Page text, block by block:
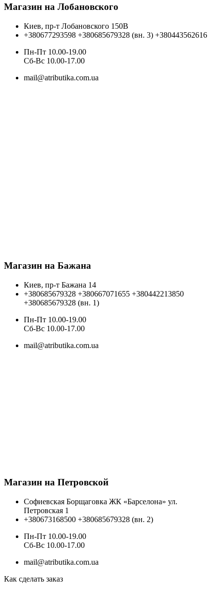
Магазин на Лобановского
Киев, пр-т Лобановского 150В
+380677293598 +380685679328 (вн. 3) +380443562616
Пн-Пт 10.00-19.00
Cб-Вс 10.00-17.00
mail@atributika.com.ua
Магазин на Бажана
Киев, пр-т Бажана 14
+380685679328 +380667071655 +380442213850
+380685679328 (вн. 1)
Пн-Пт 10.00-19.00
Cб-Вс 10.00-17.00
mail@atributika.com.ua
Магазин на Петровской
Софиевская Борщаговка ЖК «Барселона» ул.
Петровская 1
+380673168500 +380685679328 (вн. 2)
Пн-Пт 10.00-19.00
Cб-Вс 10.00-17.00
mail@atributika.com.ua
Как сделать заказ